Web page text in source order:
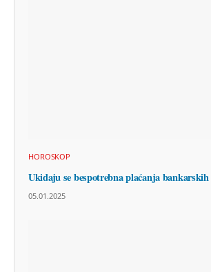
HOROSKOP
Ukidaju se bespotrebna plaćanja
05.01.2025